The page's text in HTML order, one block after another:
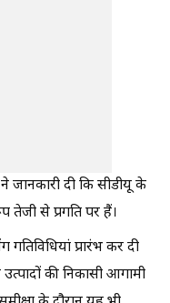
जानकारी दी कि सीडीयू के
तेजी से प्रगति पर हैं।
प्रारंभ कर दी
उत्पादों की निकासी आगामी